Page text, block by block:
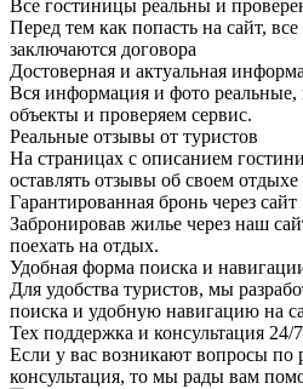
Все гостиницы реальны и
Перед тем как попасть на сайт,
заключаются договора
Достоверная и актуальная
Вся информация и фото
объекты и проверяем сервис.
Реальные отзывы от туристов
На страницах с описанием
оставлять отзывы об своем отдыхе
Гарантированная бронь через сайт
Забронировав жилье через наш
поехать на отдых.
Удобная форма поиска и
Для удобства туристов, мы
поиска и удобную навигацию на
Тех поддержка и консультация 24/7
Если у вас возникают вопросы по
консультация, то мы рады вам